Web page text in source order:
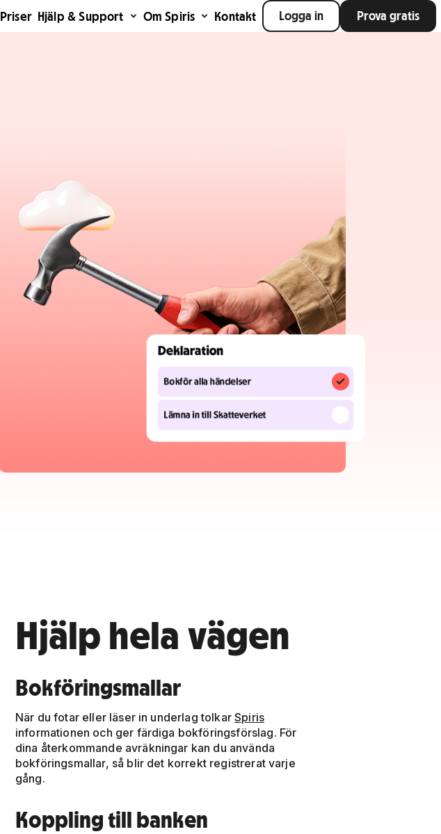
Priser Hjälp & Support Om Spiris Kontakt Logga in Prova gratis
Hjälp hela vägen
Bokföringsmallar
När du fotar eller läser in underlag tolkarSpiris
informationen och ger färdiga bokföringsförslag. För
dina återkommande avräkningar kan du använda
bokföringsmallar, så blir det korrekt registrerat varje
gång.
Koppling till banken